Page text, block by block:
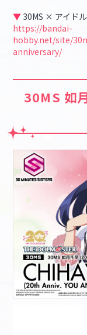
▼ 30MS × アイド
https://bandai-
hobby.net/site/
anniversary/
30MS 如